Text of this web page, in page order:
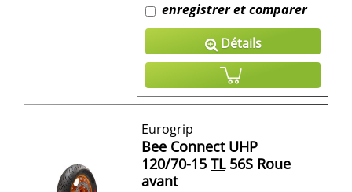
enregistrer et comparer
Détails
Eurogrip
Bee Connect UHP
120/70-15 TL56S Roue
avant